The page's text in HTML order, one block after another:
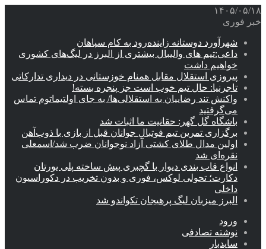
۱۴۰۵/۰۵/۱۸
خبر فوری
شهرآورد دوستانه زاینده‌رود به کام سپاهان
داعی:تیم های والیبال بیشتری از البرز در لیگ‌های کشوری
خواهیم داشت
پیروزی استقلال مقابل همنام خوزستانی در دیداری تدارکاتی
تاجرنیا: حال تیم خوب است جز پنجره بسته!
واکنش تند رضاییان به استقلالی‌ها/ به جای اولتیماتوم تماس
می‌گرفتید
باشگاه گل گهر: حقانیت ما اثبات شد
برگزاری تمرین تیم فوتبال جوانان قبل از بازی با ذوب‌آهن
اولین مدال طلای کشتی آزاد نوجوانان ضرب شد/اسمعلی
نقره‌ای شد
انواع قاب بندی دیوار با گچبری پیش ساخته پلی یورتان
دکارت؛ تحولی لوکس، فوری و بدون تخریب در دکوراسیون
داخلی
البرز میزبان لیگ پرهیجان تکواندو شد
ورود
نوشته تصادفی
سایدبار